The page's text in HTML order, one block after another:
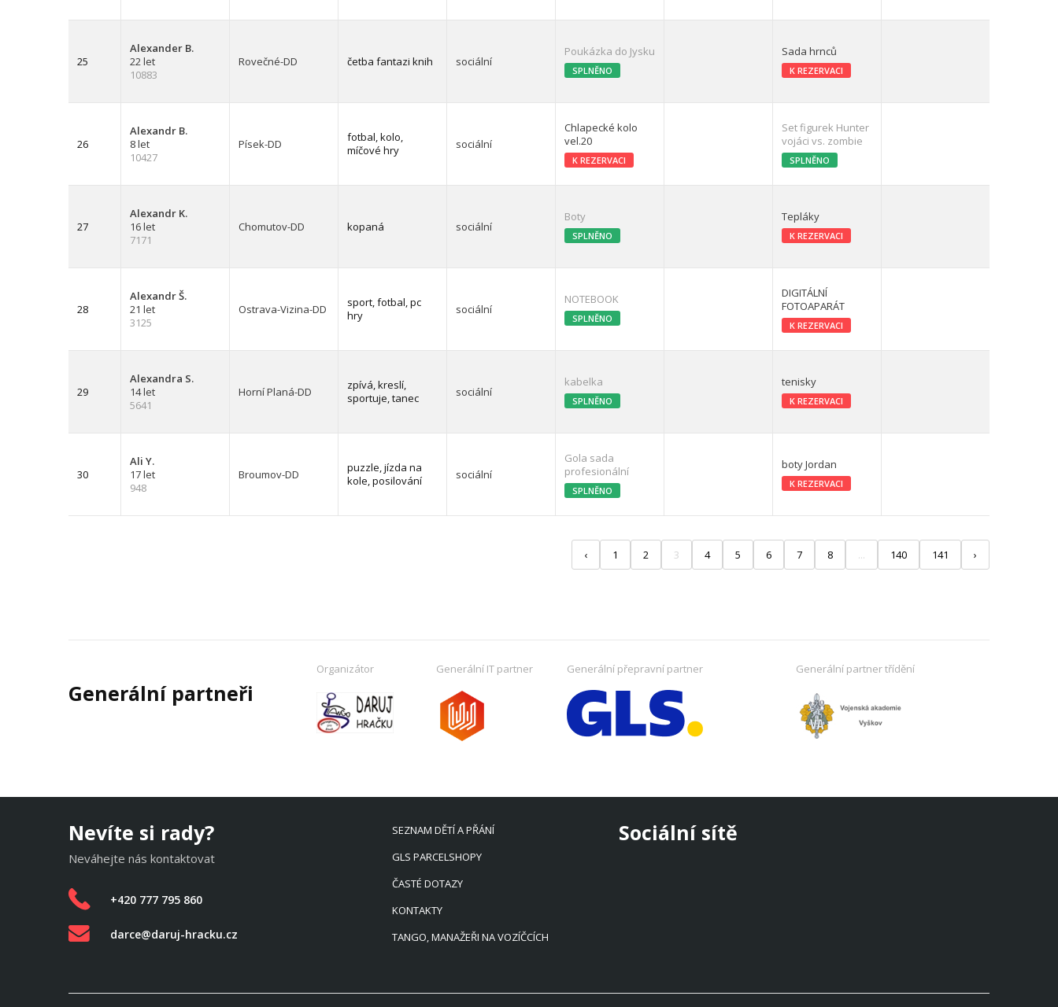
25
Alexander B.
22 let
10883
Rovečné-DD četba fantazi knih sociální
Poukázka do Jysku
SPLNĚNO
Sada hrnců
K REZERVACI
26
Alexandr B.
8 let
10427
Písek-DD
fotbal, kolo,
míčové hry
sociální
Chlapecké kolo
vel.20
K REZERVACI
Set figurek Hunter
vojáci vs. zombie
SPLNĚNO
27
Alexandr K.
16 let
7171
Chomutov-DD kopaná sociální
Boty
SPLNĚNO
Tepláky
K REZERVACI
28
Alexandr Š.
21 let
3125
Ostrava-Vizina-DD
sport, fotbal, pc
hry
sociální
NOTEBOOK
SPLNĚNO
DIGITÁLNÍ
FOTOAPARÁT
K REZERVACI
29
Alexandra S.
14 let
5641
Horní Planá-DD
zpívá, kreslí,
sportuje, tanec
sociální
kabelka
SPLNĚNO
tenisky
K REZERVACI
30
Ali Y.
17 let
948
Broumov-DD
puzzle, jízda na
kole, posilování
sociální
Gola sada
profesionální
SPLNĚNO
boty Jordan
K REZERVACI
‹ 1 2 3 4 5 6 7 8 ... 140 141 ›
Generální partneři
Organizátor Generální IT partner Generální přepravní partner Generální partner třídění
Nevíte si rady?
Neváhejte nás kontaktovat
+420 777 795 860
darce@daruj-hracku.cz
SEZNAM DĚTÍ A PŘÁNÍ
GLS PARCELSHOPY
ČASTÉ DOTAZY
KONTAKTY
TANGO, MANAŽEŘI NA VOZÍČCÍCH
Sociální sítě